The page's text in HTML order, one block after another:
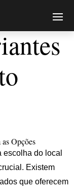
Opções
do local
Existem
que oferecem